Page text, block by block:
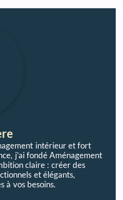
intérieur et fort
j’ai fondé Aménagement
claire : créer des
et élégants,
à vos besoins.